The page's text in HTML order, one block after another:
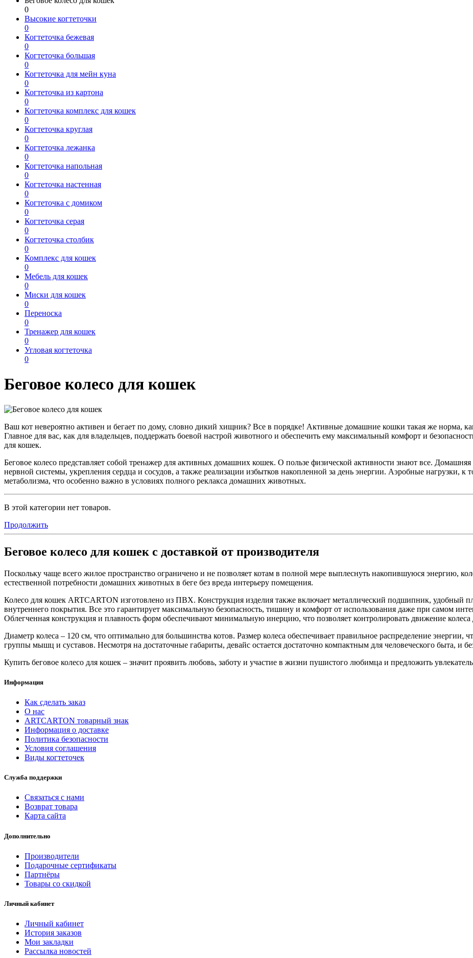
0
Высокие когтеточки
0
Когтеточка бежевая
0
Когтеточка большая
0
Когтеточка для мейн куна
0
Когтеточка из картона
0
Когтеточка комплекс для кошек
0
Когтеточка круглая
0
Когтеточка лежанка
0
Когтеточка напольная
0
Когтеточка настенная
0
Когтеточка с домиком
0
Когтеточка серая
0
Когтеточка столбик
0
Комплекс для кошек
0
Мебель для кошек
0
Миски для кошек
0
Переноска
0
Тренажер для кошек
0
Угловая когтеточка
0
Беговое колесо для кошек
Ваш кот невероятно активен и бегает по дому, словно дикий хищник? Все в порядке! Активные домашние кошки такая же норма,
Главное для вас, как для владельцев, поддержать боевой настрой животного и обеспечить ему максимальный комфорт и
для кошек.
Беговое колесо представляет собой тренажер для активных домашних кошек. О пользе физической активности знают все.
нервной системы, укрепления сердца и сосудов, а также реализации избытков накопленной за день энергии. Аэробные нагрузки, к
метаболизма, что особенно важно в условиях полного реклакса домашних животных.
В этой категории нет товаров.
Продолжить
Беговое колесо для кошек с доставкой от производителя
Поскольку чаще всего жилое пространство ограничено и не позволяет котам в полной мере выплеснуть накопившуюся энергию,
естественной потребности домашних животных в беге без вреда интерьеру помещения.
Колесо для кошек ARTCARTON изготовлено из ПВХ. Конструкция изделия также включает металлический подшипник, удобный
внутреннего покрытия. Все это гарантирует максимальную безопасность, тишину и комфорт от использования даже при самом
Облегченная конструкция и плавность форм обеспечивают минимальную инерцию, что позволяет контролировать движение
Диаметр колеса – 120 см, что оптимально для большинства котов. Размер колеса обеспечивает правильное распределение энергии,
группы мышц и суставов. Несмотря на достаточные габариты, девайс остается достаточно компактным для человеческого быта, и
Купить беговое колесо для кошек – значит проявить любовь, заботу и участие в жизни пушистого любимца и предложить
Информация
Как сделать заказ
О нас
ARTCARTON товарный знак
Информация о доставке
Политика безопасности
Условия соглашения
Виды когтеточек
Служба поддержки
Связаться с нами
Возврат товара
Карта сайта
Дополнительно
Производители
Подарочные сертификаты
Партнёры
Товары со скидкой
Личный кабинет
Личный кабинет
История заказов
Мои закладки
Рассылка новостей